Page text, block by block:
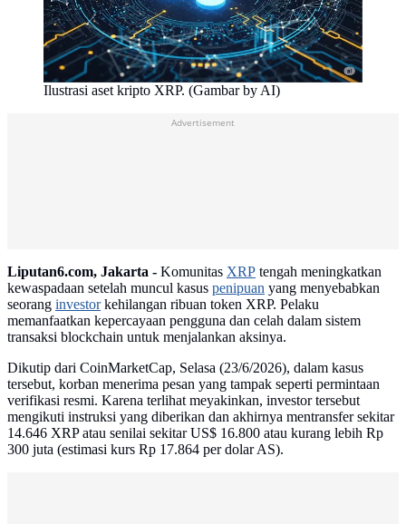
Ilustrasi aset kripto XRP. (Gambar by AI)
Advertisement
Liputan6.com, Jakarta - Komunitas XRP tengah meningkatkan
kewaspadaan setelah muncul kasus penipuan yang menyebabkan
seorang investorkehilangan ribuan token XRP. Pelaku
memanfaatkan kepercayaan pengguna dan celah dalam sistem
transaksi blockchain untuk menjalankan aksinya.
Dikutip dari CoinMarketCap, Selasa (23/6/2026), dalam kasus
tersebut, korban menerima pesan yang tampak seperti permintaan
verifikasi resmi. Karena terlihat meyakinkan, investor tersebut
mengikuti instruksi yang diberikan dan akhirnya mentransfer sekitar
14.646 XRP atau senilai sekitar US$ 16.800 atau kurang lebih Rp
300 juta (estimasi kurs Rp 17.864 per dolar AS).